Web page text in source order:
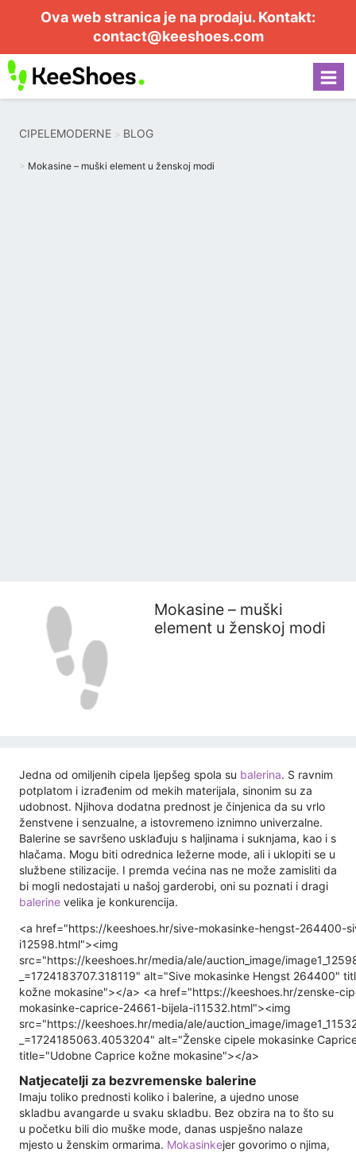
Ova web stranica je na prodaju. Kontakt:
contact@keeshoes.com
CIPELEMODERNE BLOG
Mokasine – muški element u ženskoj modi
Mokasine – muški
element u ženskoj modi
Jedna od omiljenih cipela ljepšeg spola su balerina. S ravnim
potplatom i izrađenim od mekih materijala, sinonim su za
udobnost. Njihova dodatna prednost je činjenica da su vrlo
ženstvene i senzualne, a istovremeno iznimno univerzalne.
Balerine se savršeno usklađuju s haljinama i suknjama, kao i s
hlačama. Mogu biti odrednica ležerne mode, ali i uklopiti se u
službene stilizacije. I premda većina nas ne može zamisliti da
bi mogli nedostajati u našoj garderobi, oni su poznati i dragi
balerine velika je konkurencija.
<a href="https://keeshoes.hr/sive-mokasinke-hengst-264400-
i12598.html"><img
src="https://keeshoes.hr/media/ale/auction_image/
_=1724183707.318119" alt="Sive mokasinke Hengst 264400"
kožne mokasine"></a> <a href="https://keeshoes.hr/zenske-
mokasinke-caprice-24661-bijela-i11532.html"><img
src="https://keeshoes.hr/media/ale/auction_image/
_=1724185063.4053204" alt="Ženske cipele mokasinke
title="Udobne Caprice kožne mokasine"></a>
Natjecatelji za bezvremenske balerine
Imaju toliko prednosti koliko i balerine, a ujedno unose
skladbu avangarde u svaku skladbu. Bez obzira na to što su
u početku bili dio muške mode, danas uspješno nalaze
mjesto u ženskim ormarima. Mokasinkejer govorimo o njima,